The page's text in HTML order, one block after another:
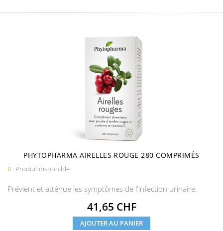
PHYTOPHARMA AIRELLES ROUGE 280 COMPRIMÉS
 Produit disponible
Prévient et atténue les symptômes de l'infection urinaire.
Prix
41,65 CHF
AJOUTER AU PANIER